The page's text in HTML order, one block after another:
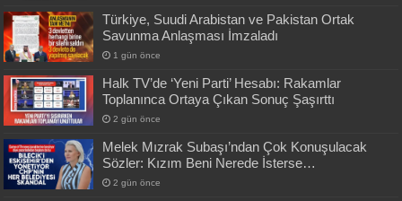
Türkiye, Suudi Arabistan ve Pakistan Ortak
Savunma Anlaşması İmzaladı
1 gün önce
Halk TV’de ‘Yeni Parti’ Hesabı: Rakamlar
Toplanınca Ortaya Çıkan Sonuç Şaşırttı
2 gün önce
Melek Mızrak Subaşı’ndan Çok Konuşulacak
Sözler: Kızım Beni Nerede İsterse…
2 gün önce